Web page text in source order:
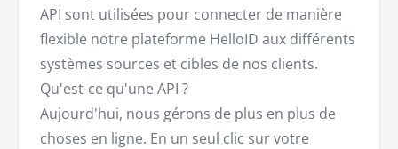
API sont utilisées pour connecter de manière
flexible notre plateforme HelloID aux différents
systèmes sources et cibles de nos clients.
Qu'est-ce qu'une API ?
Aujourd'hui, nous gérons de plus en plus de
choses en ligne. En un seul clic sur votre